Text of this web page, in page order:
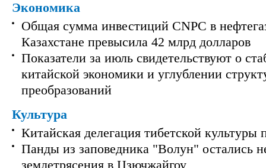
Экономика
Общая сумма инвестиций CNPC в
Казахстане превысила 42 млрд долларов
Показатели за июль свидетельствуют о
китайской экономики и углублении
преобразований
Культура
Китайская делегация тибетской культуры
Панды из заповедника "Волун" остались